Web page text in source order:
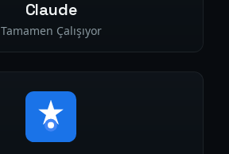
Claude
Tamamen Çalışıyor